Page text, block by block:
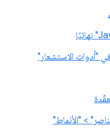
"أدوات الاستشعار"